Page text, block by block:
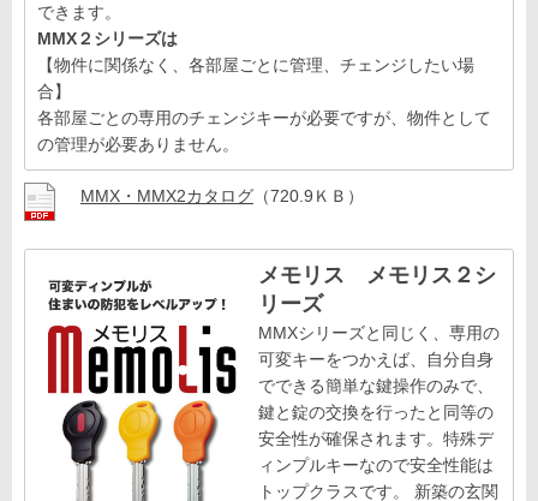
できます。
MMX２シリーズは
【物件に関係なく、各部屋ごとに管理、チェンジしたい場
合】
各部屋ごとの専用のチェンジキーが必要ですが、物件として
の管理が必要ありません。
MMX・MMX2カタログ （720.9ＫＢ）
メモリス メモリス２シ
リーズ
MMXシリーズと同じく、専用の
可変キーをつかえば、自分自身
でできる簡単な鍵操作のみで、
鍵と錠の交換を行ったと同等の
安全性が確保されます。特殊デ
ィンプルキーなので安全性能は
トップクラスです。 新築の玄関